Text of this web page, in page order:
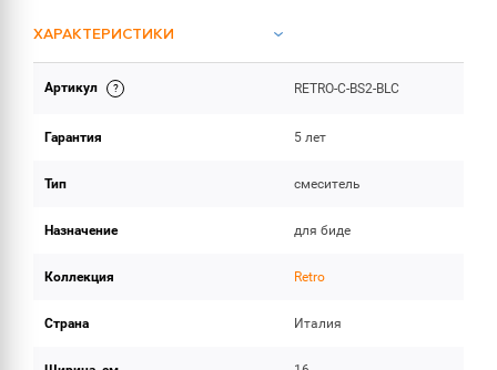
ХАРАКТЕРИСТИКИ
ОБЪЕМ ПОСТАВКИ
Артикул RETRO-C-BS2-BLC
Гарантия 5 лет
Тип смеситель
Назначение для биде
Коллекция Retro
Страна Италия